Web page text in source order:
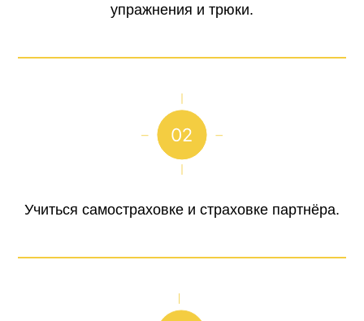
упражнения и трюки.
Учиться самостраховке и страховке партнёра.